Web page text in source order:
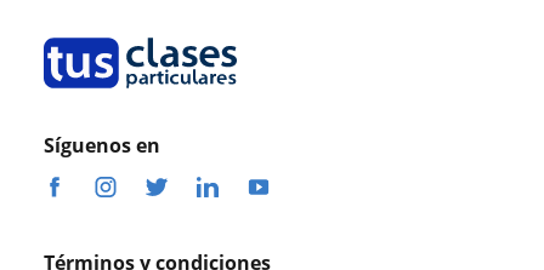
Síguenos en
Términos y condiciones